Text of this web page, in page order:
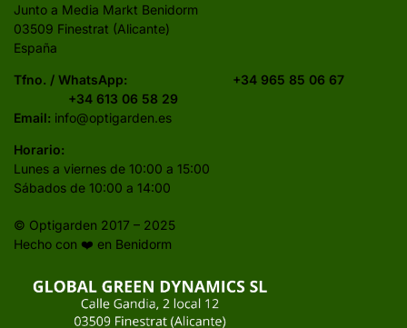
Junto a Media Markt Benidorm
03509 Finestrat (Alicante)
España
Tfno. / WhatsApp: +34 965 85 06 67
+34 613 06 58 29
Email: info@optigarden.es
Horario:
Lunes a viernes de 10:00 a 15:00
Sábados de 10:00 a 14:00
© Optigarden 2017 – 2025
Hecho con ❤️ en Benidorm